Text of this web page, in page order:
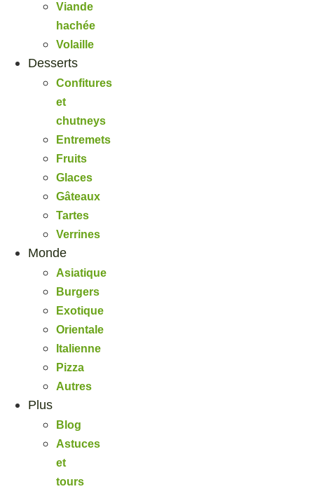
Viande
hachée
Volaille
Desserts
Confitures
et
chutneys
Entremets
Fruits
Glaces
Gâteaux
Tartes
Verrines
Monde
Asiatique
Burgers
Exotique
Orientale
Italienne
Pizza
Autres
Plus
Blog
Astuces
et
tours